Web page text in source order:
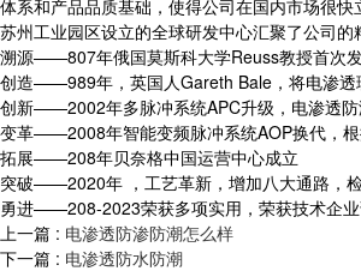
体系和产品品质基础，使得公司在国内市场很快
苏州工业园区设立的全球研发中心汇聚了公司
溯源——807年俄国莫斯科大学Reuss教授首次
创造——989年，英国人Gareth Bale，将电渗透
创新——2002年多脉冲系统APC升级，电渗透防
变革——2008年智能变频脉冲系统AOP换代，根
拓展——208年贝奈格中国运营中心成立
突破——2020年 ，工艺革新，增加八大通路，检
勇进——208-2023荣获多项实用，荣获技术企
上一篇 : 电渗透防渗防潮怎么样
下一篇 : 电渗透防水防潮